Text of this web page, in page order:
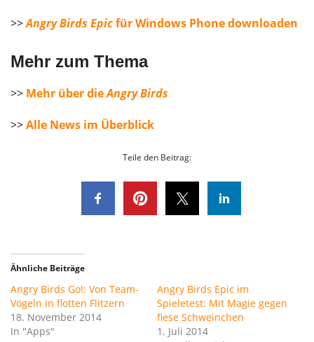
>>Angry Birds Epicfür Windows Phone downloaden
Mehr zum Thema
>> Mehr über dieAngry Birds
>>Alle News im Überblick
Teile den Beitrag:
Ähnliche Beiträge
Angry Birds Go!: Von Team-
Vögeln in flotten Flitzern
18. November 2014
In "Apps"
Angry Birds Epic im
Spieletest: Mit Magie gegen
fiese Schweinchen
1. Juli 2014